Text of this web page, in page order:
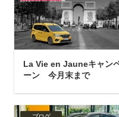
La Vie en Jauneキャン
ーン 今月末まで